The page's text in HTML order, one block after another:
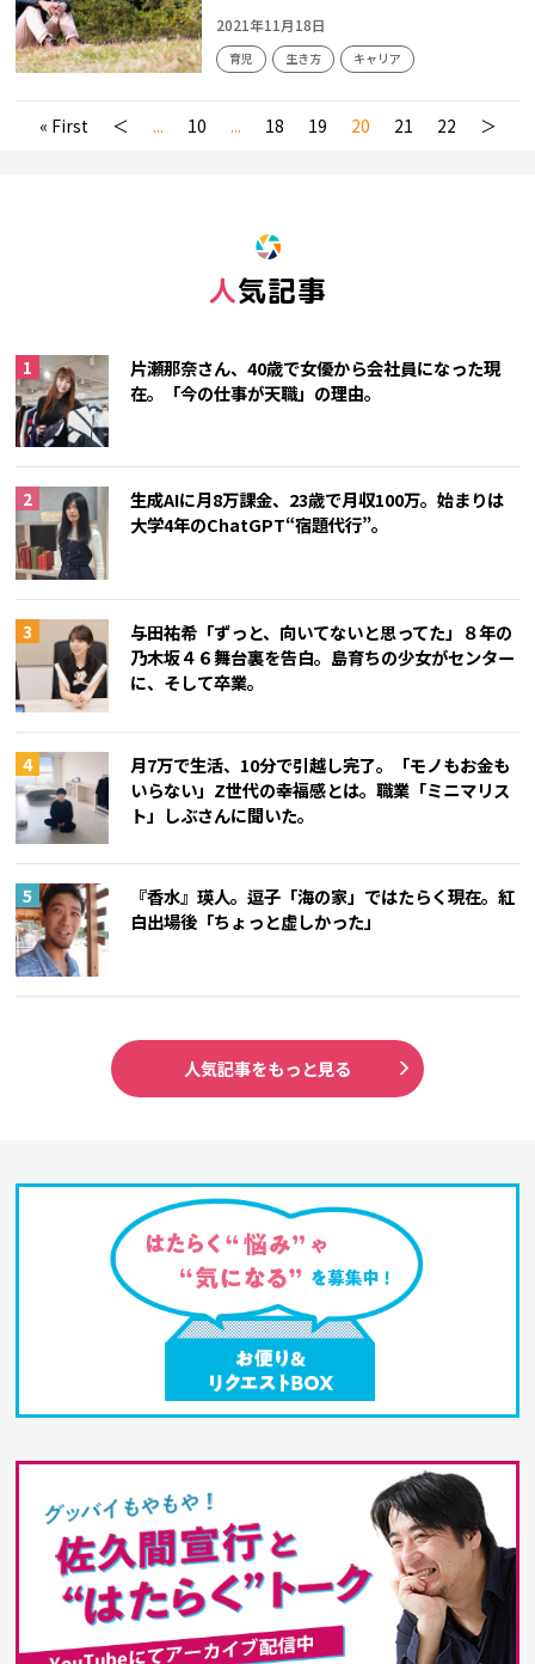
2021年11月18日
育児 生き方 キャリア
« First ＜ ... 10 ... 18 19 20 21 22 ＞
人気記事
片瀬那奈さん、40歳で女優から会社員になった現
在。「今の仕事が天職」の理由。
生成AIに月8万課金、23歳で月収100万。始まりは
大学4年のChatGPT“宿題代行”。
与田祐希「ずっと、向いてないと思ってた」８年の
乃木坂４６舞台裏を告白。島育ちの少女がセンター
に、そして卒業。
月7万で生活、10分で引越し完了。「モノもお金も
いらない」Z世代の幸福感とは。職業「ミニマリス
ト」しぶさんに聞いた。
『香水』瑛人。逗子「海の家」ではたらく現在。紅
白出場後「ちょっと虚しかった」
人気記事をもっと見る